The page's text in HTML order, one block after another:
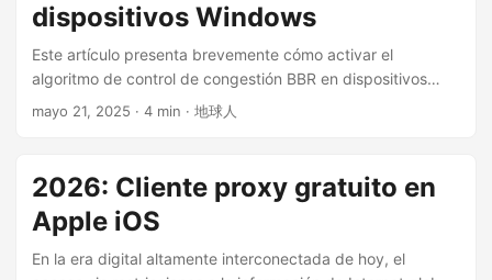
dispositivos Windows
Este artículo presenta brevemente cómo activar el
algoritmo de control de congestión BBR en dispositivos
Windows, así como los posibles problemas al usar esta
algoritmo de control de congestión TCP más nuevo
desarrollado por Google. Su objetivo es resolver los
problemas de baja utilización del ancho de banda y alta
tradicionales (como Reno o CUBIC) en ciertas condiciones
mayo 21, 2025 · 4 min · 地球人
2026: Cliente proxy gratuito en
Apple iOS
En la era digital altamente interconectada de hoy, el